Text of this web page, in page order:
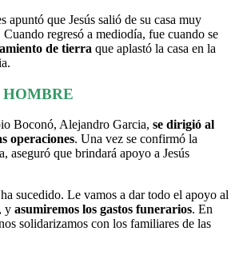
que Jesús salió de su casa muy
regresó a mediodía, fue cuando se
de tierra que aplastó la casa en la
Boconó, Alejandro Garcia, se dirigió al
operaciones. Una vez se confirmó la
aseguró que brindará apoyo a Jesús
sucedido. Le vamos a dar todo el apoyo al
y asumiremos los gastos funerarios. En
solidarizamos con los familiares de las